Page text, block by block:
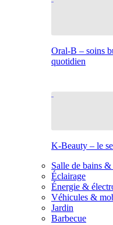
Oral-B – soins
quotidien
K-Beauty – le
Salle de bains &
Éclairage
Énergie &
Véhicules &
Jardin
Barbecue